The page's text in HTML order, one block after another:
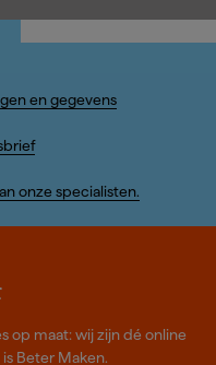
en gegevens
onze specialisten.
op maat: wij zijn dé online
Beter Maken.